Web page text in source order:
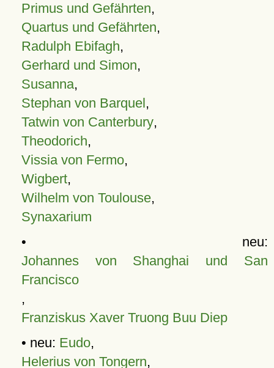
Primus und Gefährten,
Quartus und Gefährten,
Radulph Ebifagh,
Gerhard und Simon,
Susanna,
Stephan von Barquel,
Tatwin von Canterbury,
Theodorich,
Vissia von Fermo,
Wigbert,
Wilhelm von Toulouse,
Synaxarium
• neu:
Johannes von Shanghai und San
Francisco
,
Franziskus Xaver Truong Buu Diep
• neu: Eudo,
Helerius von Tongern,